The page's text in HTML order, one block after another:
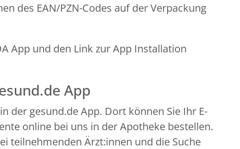
des EAN/PZN-Codes auf der Verpackung
App und den Link zur App Installation
App
der gesund.de App. Dort können Sie Ihr E-
online bei uns in der Apotheke bestellen.
teilnehmenden Ärzt:innen und die Suche